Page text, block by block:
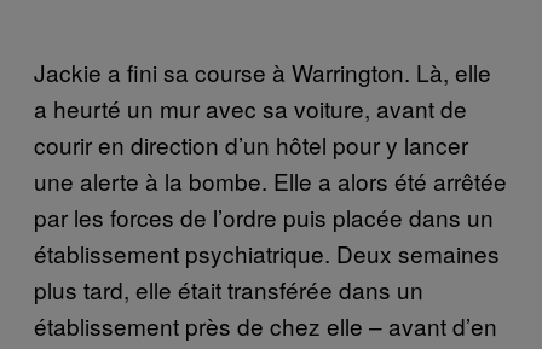
Jackie a fini sa course à Warrington. Là, elle
a heurté un mur avec sa voiture, avant de
courir en direction d’un hôtel pour y lancer
une alerte à la bombe. Elle a alors été arrêtée
par les forces de l’ordre puis placée dans un
établissement psychiatrique. Deux semaines
plus tard, elle était transférée dans un
établissement près de chez elle – avant d’en